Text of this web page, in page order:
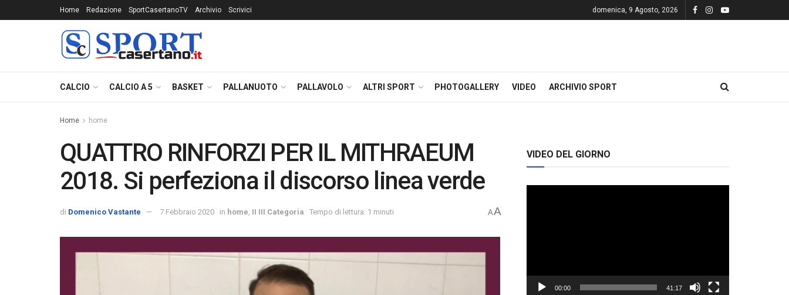
Home Redazione SportCasertanoTV Archivio Scrivici domenica, 9 Agosto, 2026
CALCIO CALCIO A 5 BASKET PALLANUOTO PALLAVOLO ALTRI SPORT PHOTOGALLERY VIDEO ARCHIVIO SPORT
Home home
QUATTRO RINFORZI PER IL MITHRAEUM
2018. Si perfeziona il discorso linea verde
di Domenico Vastante 7 Febbraio 2020 in home II III Categoria Tempo di lettura: 1 minuti AA
VIDEO DEL GIORNO
00:00 41:17